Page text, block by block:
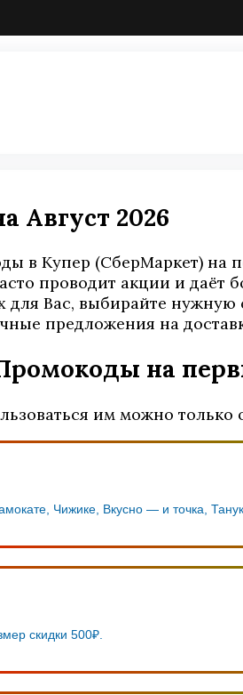
Август 2026
в Купер (СберМаркет) на
проводит акции и даёт
Вас, выбирайте
предложения на
на
им можно
Чижике, Вкусно — и точка,
скидки 500₽.